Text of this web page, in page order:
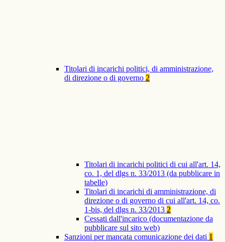
Titolari di incarichi politici, di amministrazione,
di direzione o di governo 2
Titolari di incarichi politici di cui all'art. 14,
co. 1, del dlgs n. 33/2013 (da pubblicare in
tabelle)
Titolari di incarichi di amministrazione, di
direzione o di governo di cui all'art. 14, co.
1-bis, del dlgs n. 33/2013 2
Cessati dall'incarico (documentazione da
pubblicare sul sito web)
Sanzioni per mancata comunicazione dei dati 1